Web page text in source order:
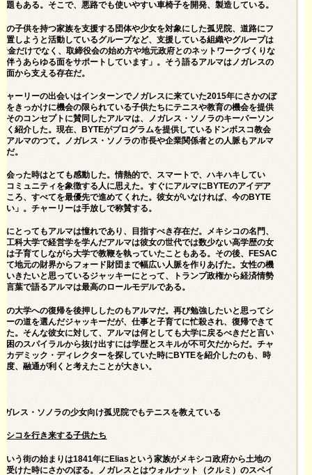
題もある。そこで、悪路でも使いやすい車椅子を開発、製造している。
の子供を持つ家族を支援する団体や少女を対象にした孤児院、道路にフ
置しようと活動しているグループなど、支援している組織やグループは
金だけでなく、取締役会の始め方や地元政府とのネットワークづくりな
伴うあらゆる面をサポートしています」。そう語るアルマはノガレスの
面から支える存在だ。
ャーリーの出会いはインターンでノガレスに来ていた2015年にさかのぼ
をきっかけに機会の限られている子供たちにテニスや教育の機会を提供
そのコンセプトに賛同したアルマは、ノガレス・ソノラのキーパーソン
く紹介した。現在、BYTEがプログラムを提供しているドンボスコ教会
アルマのつて。ノガレス・ソノラの市長や企業関係者との人脈もアルマ
だ。
会った時はとても感動した。情熱的で、スマートで、ハキハキしてい
コミュニティを象徴する人に思えた。すぐにアルマにBYTEのアイデア
ころ、すべてを最優先で進めてくれた。彼女がいなければ、今のBYTE
い」。チャーリーは手放しで称賛する。
にとってもアルマは憧れであり、目指すべき存在だ。メキシコの名門、
工科大学で経営学を学んだアルマは彼女の世代では数少ない高学歴の女
は子育てしながら大学で教鞭を執っていたこともある。その後、FESAC
て地元の財界からフォード財団まで幅広い人脈を作りあげた。女性の機
いきたいと思っているジャッキーにとって、トランプ政権から経済情勢
言葉で語るアルマは最高のロールモデルである。
の大学への復帰を後押ししたのもアルマだ。再び勉強したいと思ってシ
ーの道を選んだジャッキーだが、仕事と子育てに忙殺され、復帰できて
た。そんな彼女に対して、アルマは何としても大学に戻るべきだと言い
困のスパイラルから抜け出すには学歴とスキルが不可欠だからだ。チャ
カデミック・ディレクターを探していた時にBYTEを紹介したのも、時
度、融通が利くと考えたことが大きい。
ガレス・ソノラの少女向け孤児院でもテニスを教えている
シコを行き来する子供たち
いう街の始まりは1841年にEliasという家族がメキシコ政府から土地の
受けた時にさかのぼる。ノガレスとはウォルナット（クルミ）のスペイ